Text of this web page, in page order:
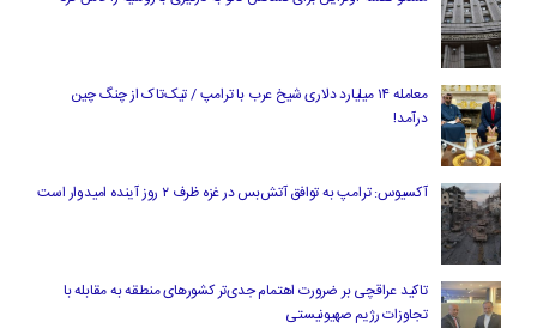
معامله ۱۴ میلیارد دلاری شیخ عرب با ترامپ / تیک‌تاک از چنگ چین
درآمد!
آکسیوس: ترامپ به توافق آتش‌بس در غزه ظرف ۲ روز آینده امیدوار است
تاکید عراقچی بر ضرورت اهتمام جدی‌تر کشورهای منطقه به مقابله با
تجاوزات رژیم صهیونیستی